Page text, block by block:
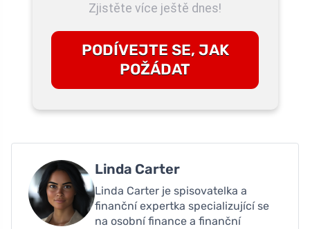
Zjistěte více ještě dnes!
PODÍVEJTE SE, JAK
POŽÁDAT
Linda Carter
Linda Carter je spisovatelka a
finanční expertka specializující se
na osobní finance a finanční